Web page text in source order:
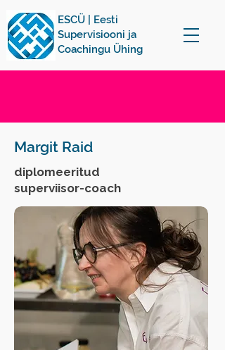
ESCÜ | Eesti
Supervisiooni ja
Coachingu Ühing
Margit Raid
diplomeeritud
superviisor-coach